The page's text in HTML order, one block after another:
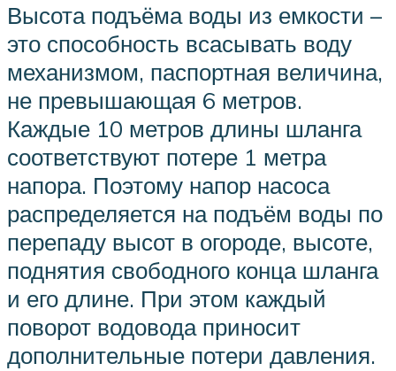
Высота подъёма воды из емкости –
это способность всасывать воду
механизмом, паспортная величина,
не превышающая 6 метров.
Каждые 10 метров длины шланга
соответствуют потере 1 метра
напора. Поэтому напор насоса
распределяется на подъём воды по
перепаду высот в огороде, высоте,
поднятия свободного конца шланга
и его длине. При этом каждый
поворот водовода приносит
дополнительные потери давления.